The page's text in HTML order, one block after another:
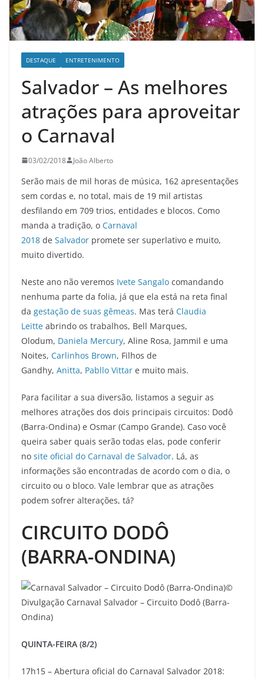
DESTAQUE ENTRETENIMENTO
Salvador – As melhores
atrações para aproveitar
o Carnaval
03/02/2018 João Alberto
Serão mais de mil horas de música, 162 apresentações
sem cordas e, no total, mais de 19 mil artistas
desfilando em 709 trios, entidades e blocos. Como
manda a tradição, o Carnaval
2018 de Salvador promete ser superlativo e muito,
muito divertido.
Neste ano não veremos Ivete Sangalo comandando
nenhuma parte da folia, já que ela está na reta final
da gestação de suas gêmeas. Mas terá Claudia
Leitte abrindo os trabalhos, Bell Marques,
Olodum, Daniela Mercury, Aline Rosa, Jammil e uma
Noites, Carlinhos Brown, Filhos de
Gandhy, Anitta, Pabllo Vittar e muito mais.
Para facilitar a sua diversão, listamos a seguir as
melhores atrações dos dois principais circuitos: Dodô
(Barra-Ondina) e Osmar (Campo Grande). Caso você
queira saber quais serão todas elas, pode conferir
no site oficial do Carnaval de Salvador. Lá, as
informações são encontradas de acordo com o dia, o
circuito ou o bloco. Vale lembrar que as atrações
podem sofrer alterações, tá?
CIRCUITO DODÔ
(BARRA-ONDINA)
©
Divulgação Carnaval Salvador – Circuito Dodô (Barra-
Ondina)
QUINTA-FEIRA (8/2)
17h15 – Abertura oficial do Carnaval Salvador 2018: